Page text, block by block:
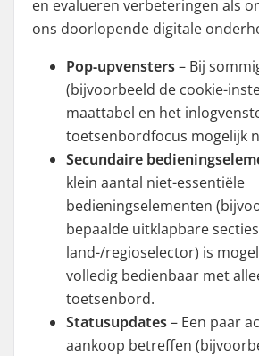
en evalueren verbeteringen als
ons doorlopende digitale
Pop-upvensters– Bij
(bijvoorbeeld de cookie-
maattabel en het
toetsenbordfocus mogelijk
Secundaire
klein aantal niet-essentiële
bedieningselementen
bepaalde uitklapbare
land-/regioselector) is
volledig bedienbaar met
toetsenbord.
Statusupdates– Een paar
aankoop betreffen